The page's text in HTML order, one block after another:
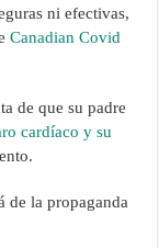
ni efectivas,
Canadian Covid
de que su padre
cardíaco y su
de la propaganda